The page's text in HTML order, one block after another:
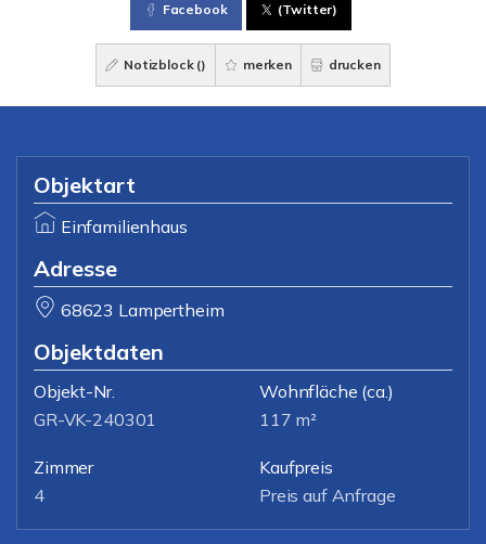
Facebook (Twitter)
Notizblock () merken drucken
Objektart
Einfamilienhaus
Adresse
68623 Lampertheim
Objektdaten
Objekt-Nr.
GR-VK-240301
Wohnfläche (ca.)
117 m²
Zimmer
4
Kaufpreis
Preis auf Anfrage